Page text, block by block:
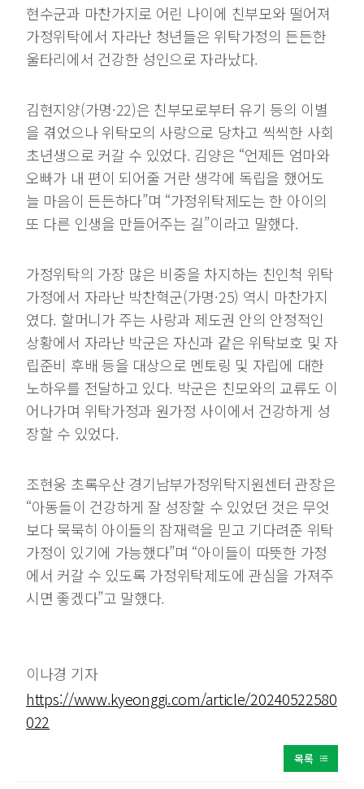
현수군과 마찬가지로 어린 나이에 친부모와 떨어져
가정위탁에서 자라난 청년들은 위탁가정의 든든한
울타리에서 건강한 성인으로 자라났다.
김현지양(가명·22)은 친부모로부터 유기 등의 이별
을 겪었으나 위탁모의 사랑으로 당차고 씩씩한 사회
초년생으로 커갈 수 있었다. 김양은 “언제든 엄마와
오빠가 내 편이 되어줄 거란 생각에 독립을 했어도
늘 마음이 든든하다”며 “가정위탁제도는 한 아이의
또 다른 인생을 만들어주는 길”이라고 말했다.
가정위탁의 가장 많은 비중을 차지하는 친인척 위탁
가정에서 자라난 박찬혁군(가명·25) 역시 마찬가지
였다. 할머니가 주는 사랑과 제도권 안의 안정적인
상황에서 자라난 박군은 자신과 같은 위탁보호 및 자
립준비 후배 등을 대상으로 멘토링 및 자립에 대한
노하우를 전달하고 있다. 박군은 친모와의 교류도 이
어나가며 위탁가정과 원가정 사이에서 건강하게 성
장할 수 있었다.
조현웅 초록우산 경기남부가정위탁지원센터 관장은
“아동들이 건강하게 잘 성장할 수 있었던 것은 무엇
보다 묵묵히 아이들의 잠재력을 믿고 기다려준 위탁
가정이 있기에 가능했다”며 “아이들이 따뜻한 가정
에서 커갈 수 있도록 가정위탁제도에 관심을 가져주
시면 좋겠다”고 말했다.
이나경 기자
https://www.kyeonggi.com/article/20240522580
022
목록